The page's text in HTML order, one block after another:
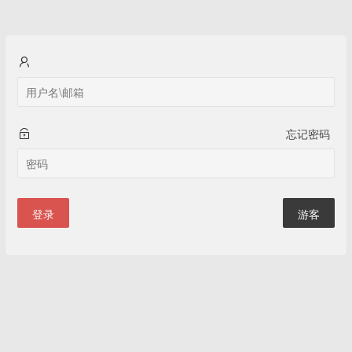
忘记密码
登录 游客